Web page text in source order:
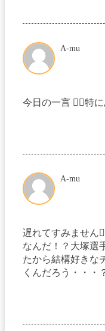
A-mu
今日の一言 🙇‍♀️特
A-mu
遅れてすみません
なんだ！？大塚選
たから結構好きな
くんだろう・・・